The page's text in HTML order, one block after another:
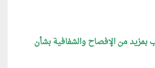
بمزيد من الإفصاح والشفافية بشأن